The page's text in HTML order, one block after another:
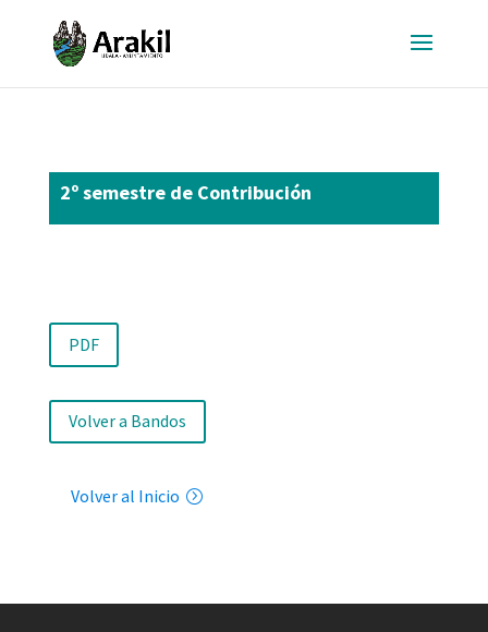
2º semestre de Contribución
PDF
Volver a Bandos
Volver al Inicio